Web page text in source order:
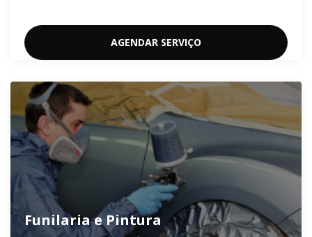
AGENDAR SERVIÇO
Funilaria e Pintura